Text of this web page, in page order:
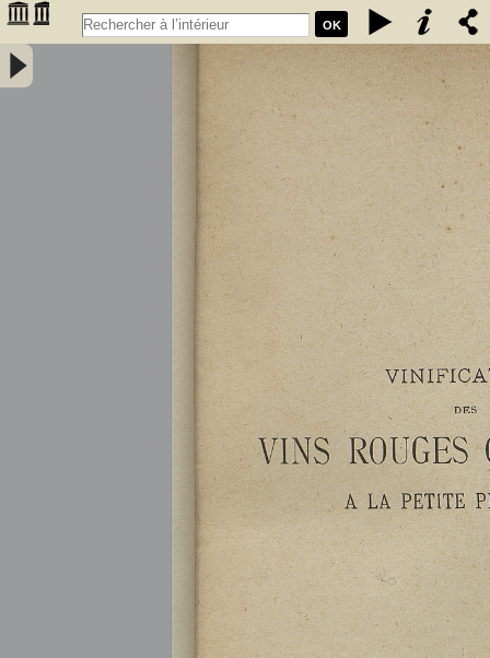
OK
Vinification des vins rouges ordinaires à la petite propriété : extrait
des conférences faites à l'Association des anciens élèves de l'école
communale de Portet (Haute-Garonne) / par A. Lacassagne,... -